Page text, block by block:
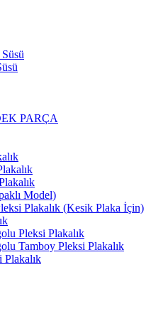
PARÇA
Model)
Plakalık (Kesik Plaka İçin)
Pleksi Plakalık
Tamboy Pleksi Plakalık
Plakalık